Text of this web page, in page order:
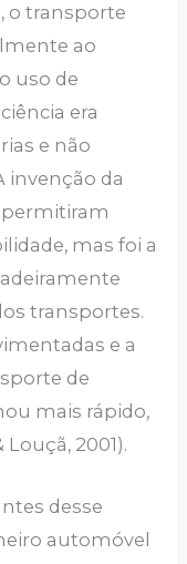
o transporte
ao
uso de
era
e não
invenção da
permitiram
mas foi a
transportes.
e a
de
mais rápido,
2001).
desse
automóvel